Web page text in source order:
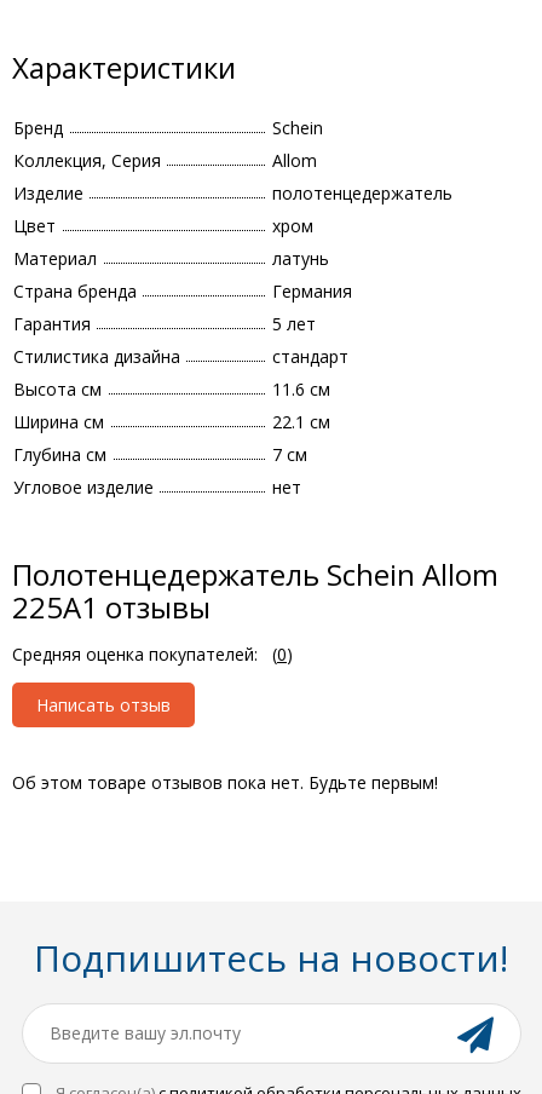
Характеристики
Бренд
Schein
Коллекция, Серия
Allom
Изделие
полотенцедержатель
Цвет
хром
Материал
латунь
Страна бренда
Германия
Гарантия
5 лет
Стилистика дизайна
стандарт
Высота см
11.6 см
Ширина см
22.1 см
Глубина см
7 см
Угловое изделие
нет
Полотенцедержатель Schein Allom
225A1 отзывы
Средняя оценка покупателей: (0)
Написать отзыв
Об этом товаре отзывов пока нет. Будьте первым!
Подпишитесь на новости!